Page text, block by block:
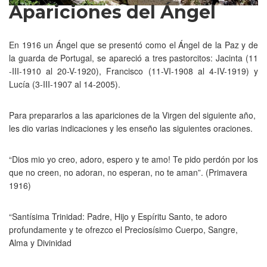
Apariciones del Ángel
En 1916 un Ángel que se presentó como el Ángel de la Paz y de
la guarda de Portugal, se apareció a tres pastorcitos: Jacinta (11
-III-1910 al 20-V-1920), Francisco (11-VI-1908 al 4-IV-1919) y
Lucía (3-III-1907 al 14-2005).
Para prepararlos a las apariciones de la Virgen del siguiente año,
les dio varias indicaciones y les enseño las siguientes oraciones.
“Dios mio yo creo, adoro, espero y te amo! Te pido perdón por los
que no creen, no adoran, no esperan, no te aman”. (Primavera
1916)
“Santísima Trinidad: Padre, Hijo y Espíritu Santo, te adoro
profundamente y te ofrezco el Preciosísimo Cuerpo, Sangre,
Alma y Divinidad